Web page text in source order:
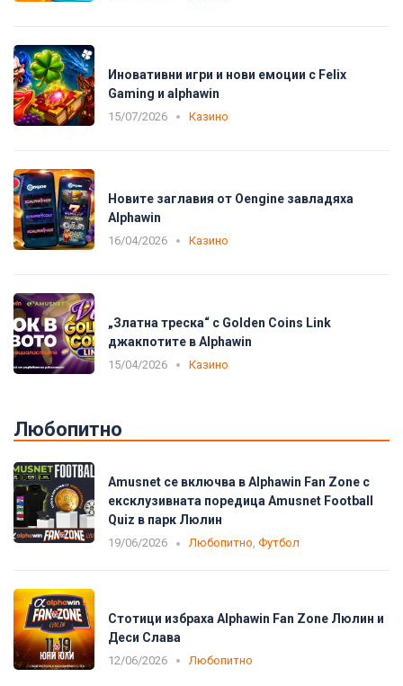
Иновативни игри и нови емоции с Felix
Gaming и alphawin
15/07/2026 Казино
Новите заглавия от Oengine завладяха
Alphawin
16/04/2026 Казино
„Златна треска“ с Golden Coins Link
джакпотите в Alphawin
15/04/2026 Казино
Любопитно
Amusnet се включва в Alphawin Fan Zone с
ексклузивната поредица Amusnet Football
Quiz в парк Люлин
19/06/2026 Любопитно, Футбол
Стотици избраха Alphawin Fan Zone Люлин и
Деси Слава
12/06/2026 Любопитно